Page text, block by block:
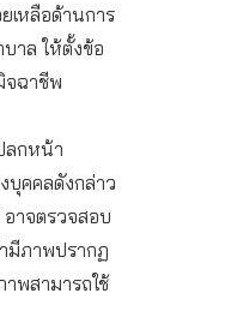
เหลือด้านการ
บาล ให้ตั้งข้อ
จฉาชีพ
ลกหน้า
บุคคลดังกล่าว
าจตรวจสอบ
มีภาพปรากฏ
พสามารถใช้